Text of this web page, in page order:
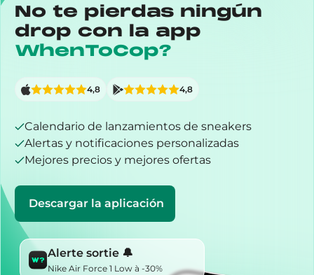
No te pierdas ningún
drop con la app
WhenToCop?
Calendario de lanzamientos de sneakers
Alertas y notificaciones personalizadas
Mejores precios y mejores ofertas
Descargar la aplicación
4,8 4,8
Alerte sortie 🔔
Nike Air Force 1 Low à -30%